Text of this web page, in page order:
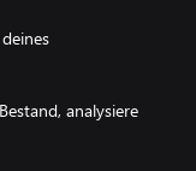
analysiere